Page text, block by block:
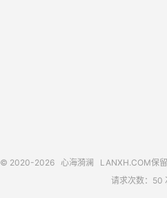
© 2020-2026 心海漪澜 LANXH.COM保
请求次数：50